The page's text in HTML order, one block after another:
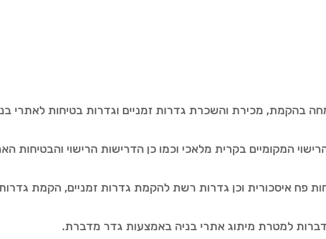
בהקמת, מכירת והשכרת גדרות זמניים וגדרות בטיחות לאתרי
המקומיים בקרית מלאכי וכמו כן הדרישות הרישוי והבטיחות
פח איסכורית וכן גדרות רשת להקמת גדרות זמניים, הקמת
מדברות למטרת מיתוג אתרי בניה באמצעות גדר מדברת.